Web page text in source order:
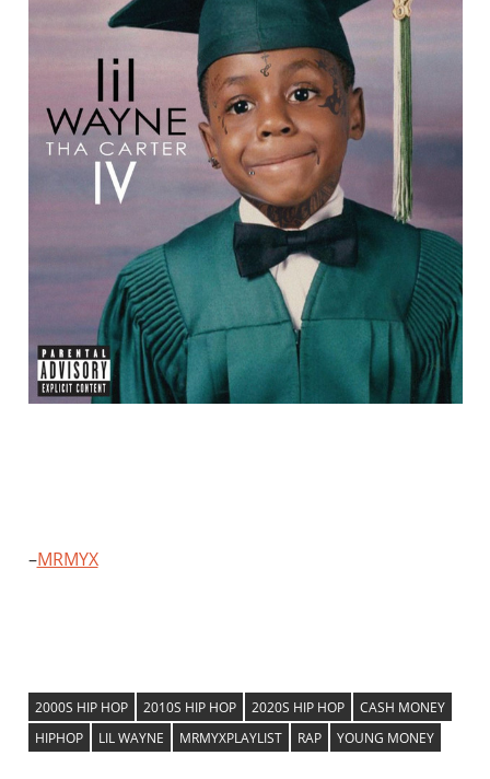
–MRMYX
2000S HIP HOP 2010S HIP HOP 2020S HIP HOP
CASH MONEY
HIPHOP
LIL WAYNE MRMYXPLAYLIST RAP YOUNG MONEY